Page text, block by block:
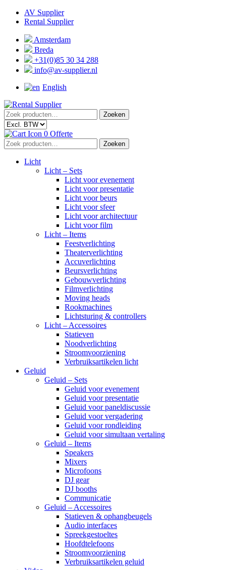
door
navigatie
naar
inhoud
AV Supplier
Rental Supplier
Amsterdam
Breda
+31(0)85 30 34 288
info@av-supplier.nl
English
Zoeken
naar:
Zoeken
0 Offerte
Zoeken
naar:
Zoeken
Licht
Licht – Sets
Licht voor evenement
Licht voor presentatie
Licht voor beurs
Licht voor sfeer
Licht voor architectuur
Licht voor film
Licht – Items
Feestverlichting
Theaterverlichting
Accuverlichting
Beursverlichting
Gebouwverlichting
Filmverlichting
Moving heads
Rookmachines
Lichtsturing & controllers
Licht – Accessoires
Statieven
Noodverlichting
Stroomvoorziening
Verbruiksartikelen licht
Geluid
Geluid – Sets
Geluid voor evenement
Geluid voor presentatie
Geluid voor paneldiscussie
Geluid voor vergadering
Geluid voor rondleiding
Geluid voor simultaan vertaling
Geluid – Items
Speakers
Mixers
Microfoons
DJ gear
DJ booths
Communicatie
Geluid – Accessoires
Statieven & ophangbeugels
Audio interfaces
Spreekgestoeltes
Hoofdtelefoons
Stroomvoorziening
Verbruiksartikelen geluid